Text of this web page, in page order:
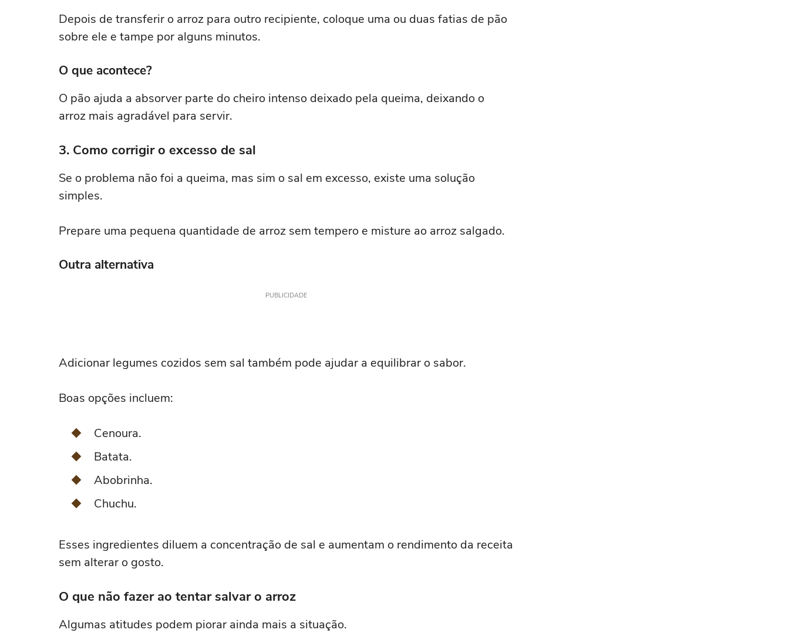
Depois de transferir o arroz para outro recipiente, coloque uma ou duas fatias de pão
sobre ele e tampe por alguns minutos.
O que acontece?
O pão ajuda a absorver parte do cheiro intenso deixado pela queima, deixando o
arroz mais agradável para servir.
3. Como corrigir o excesso de sal
Se o problema não foi a queima, mas sim o sal em excesso, existe uma solução
simples.
Prepare uma pequena quantidade de arroz sem tempero e misture ao arroz salgado.
Outra alternativa
PUBLICIDADE
Adicionar legumes cozidos sem sal também pode ajudar a equilibrar o sabor.
Boas opções incluem:
Cenoura.
Batata.
Abobrinha.
Chuchu.
Esses ingredientes diluem a concentração de sal e aumentam o rendimento da receita
sem alterar o gosto.
O que não fazer ao tentar salvar o arroz
Algumas atitudes podem piorar ainda mais a situação.